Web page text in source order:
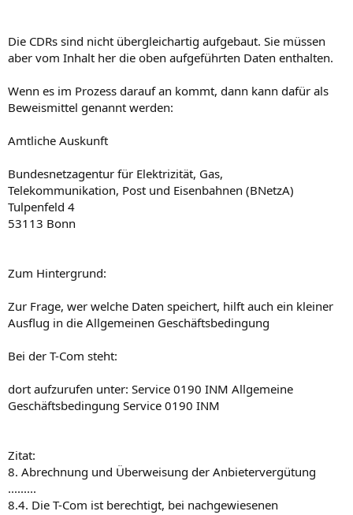
Die CDRs sind nicht übergleichartig aufgebaut. Sie müssen
aber vom Inhalt her die oben aufgeführten Daten enthalten.
Wenn es im Prozess darauf an kommt, dann kann dafür als
Beweismittel genannt werden:
Amtliche Auskunft
Bundesnetzagentur für Elektrizität, Gas,
Telekommunikation, Post und Eisenbahnen (BNetzA)
Tulpenfeld 4
53113 Bonn
Zum Hintergrund:
Zur Frage, wer welche Daten speichert, hilft auch ein kleiner
Ausflug in die Allgemeinen Geschäftsbedingung
Bei der T-Com steht:
dort aufzurufen unter: Service 0190 INM Allgemeine
Geschäftsbedingung Service 0190 INM
Zitat:
8. Abrechnung und Überweisung der Anbietervergütung
.........
8.4. Die T-Com ist berechtigt, bei nachgewiesenen